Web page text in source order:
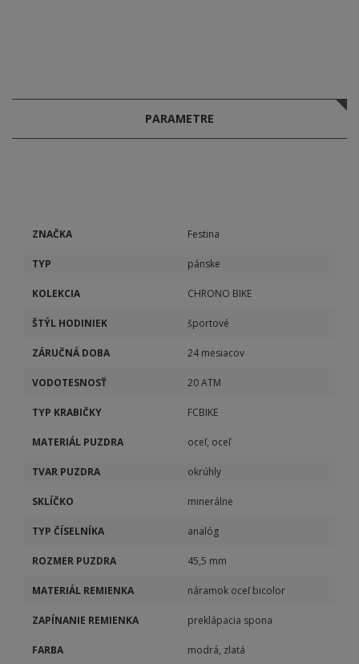
PARAMETRE
ZNAČKA Festina
TYP pánske
KOLEKCIA CHRONO BIKE
ŠTÝL HODINIEK športové
ZÁRUČNÁ DOBA 24 mesiacov
VODOTESNOSŤ 20 ATM
TYP KRABIČKY FCBIKE
MATERIÁL PUZDRA oceľ, oceľ
TVAR PUZDRA okrúhly
SKLÍČKO minerálne
TYP ČÍSELNÍKA analóg
ROZMER PUZDRA 45,5 mm
MATERIÁL REMIENKA náramok oceľ bicolor
ZAPÍNANIE REMIENKA preklápacia spona
FARBA modrá, zlatá